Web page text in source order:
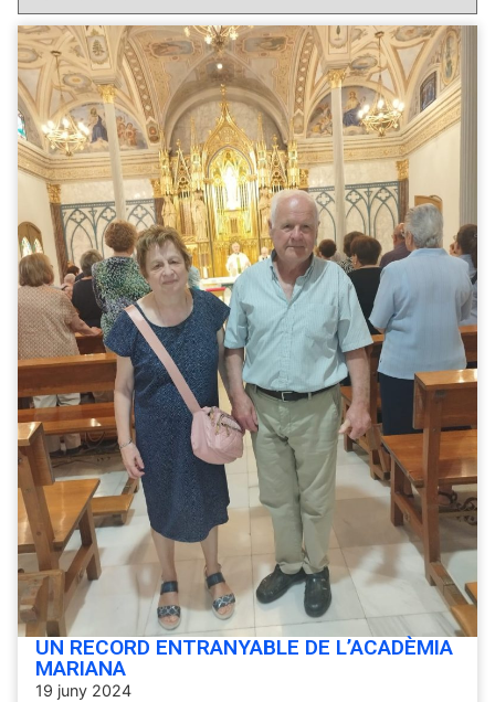
UN RECORD ENTRANYABLE DE L’ACADÈMIA
MARIANA
19 juny 2024